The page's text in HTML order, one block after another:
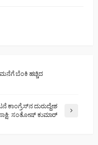
ಬೆಂಕಿ ಹಚ್ಚಿದ
ದುರುದ್ದೇಶ
ಸಂತೋಷ್ ಕುಮಾರ್